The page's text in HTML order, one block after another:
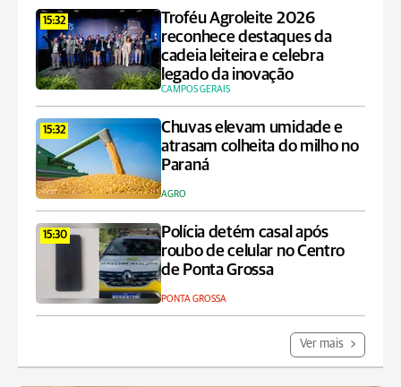
15:32
Troféu Agroleite 2026
reconhece destaques da
cadeia leiteira e celebra
legado da inovação
CAMPOS GERAIS
15:32
Chuvas elevam umidade e
atrasam colheita do milho no
Paraná
AGRO
15:30
Polícia detém casal após
roubo de celular no Centro
de Ponta Grossa
PONTA GROSSA
Ver mais